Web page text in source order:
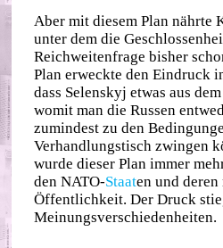
Aber mit diesem Plan nährte
unter dem die
Reichweitenfrage bisher
Plan erweckte den Eindruck
dass Selenskyj etwas aus
womit man die Russen
zumindest zu den
Verhandlungstisch zwingen
wurde dieser Plan immer
den NATO-Staaten und
Öffentlichkeit. Der Druck
Meinungsverschiedenheiten.